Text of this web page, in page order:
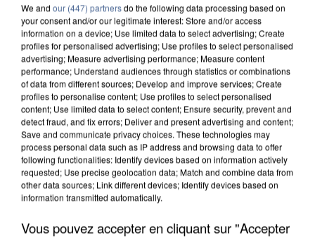
INCENDIES : L’ÎLE-DE-FRANCE LANCE UN ÉLAN
DE SOLIDARITÉ AVEC LES...
We and our (447) partnersdo the following data processing based on
your consent and/or our legitimate interest: Store and/or access
information on a device; Use limited data to select advertising; Create
profiles for personalised advertising; Use profiles to select personalised
advertising; Measure advertising performance; Measure content
performance; Understand audiences through statistics or combinations
of data from different sources; Develop and improve services; Create
profiles to personalise content; Use profiles to select personalised
content; Use limited data to select content; Ensure security, prevent and
detect fraud, and fix errors; Deliver and present advertising and content;
Save and communicate privacy choices. These technologies may
process personal data such as IP address and browsing data to offer
following functionalities: Identify devices based on information actively
requested; Use precise geolocation data; Match and combine data from
other data sources; Link different devices; Identify devices based on
information transmitted automatically.
Vous pouvez accepter en cliquant sur "Accepter